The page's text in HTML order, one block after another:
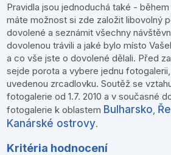
Pravidla jsou jednoduchá také -
máte možnost si zde založit libovolný
dovolené a seznámit všechny
dovolenou trávili a jaké bylo místo
a co vše jste o dovolené dělali. Před
sejde porota a vybere jednu
uvedenou zrcadlovku. Soutěž se
fotogalerie od 1.7. 2010 a v současné
fotogalerie k oblastem Bulharsko,
Kanárské ostrovy.
Kritéria hodnocení